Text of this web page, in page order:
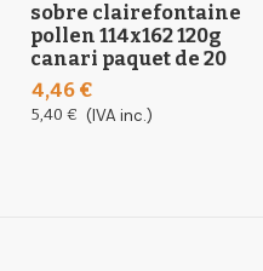
sobre clairefontaine
pollen 114x162 120g
canari paquet de 20
4,46 €
5,40 € (IVA inc.)